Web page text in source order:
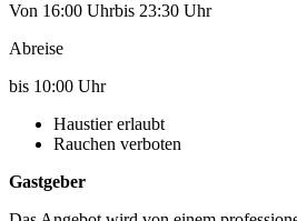
Von 16:00 Uhrbis 23:30 Uhr
Abreise
bis 10:00 Uhr
Haustier erlaubt
Rauchen verboten
Gastgeber